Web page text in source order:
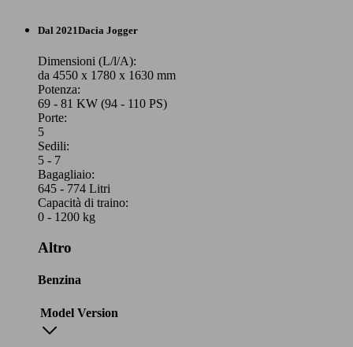
Dal 2021Dacia Jogger
Dimensioni (L/l/A):
da 4550 x 1780 x 1630 mm
Potenza:
69 - 81 KW (94 - 110 PS)
Porte:
5
Sedili:
5 - 7
Bagagliaio:
645 - 774 Litri
Capacità di traino:
0 - 1200 kg
Altro
Benzina
Model Version